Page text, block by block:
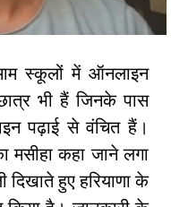
स्कूलों में ऑनलाइन
भी हैं जिनके पास
पढ़ाई से वंचित हैं।
मसीहा कहा जाने लगा
दिखाते हुए हरियाणा के